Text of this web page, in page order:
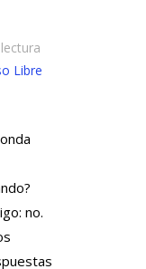
Libre
no.